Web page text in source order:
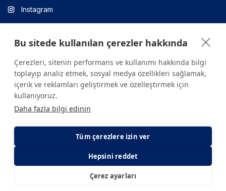
E-Randevu
Instagram
Linkedin
Sitede yer alan tüm içerikler yalnızca bilgilendirme amaçlıdır.
Sağlığınızla ilgili sorularınız için mutlaka doktoruza ya da bir sağlık
kuruluşuna başvurunuz.
Gizlilik ve Çerez Politikası KVKK Aydınlatma Metni
Bu sitede kullanılan çerezler hakkında
Çerezleri, sitenin performans ve kullanımı hakkında bilgi
toplayıp analiz etmek, sosyal medya özellikleri sağlamak,
içerik ve reklamları geliştirmek ve özelleştirmek için
kullanıyoruz.
Daha fazla bilgi edinin
Tüm çerezlere izin ver
Hepsini reddet
Çerez ayarları